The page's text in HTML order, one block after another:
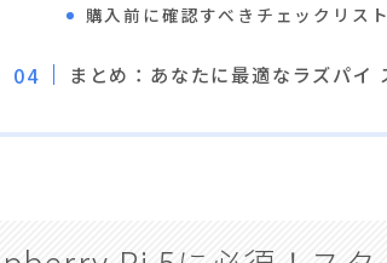
購入前に確認すべきチェックリスト
まとめ：あなたに最適なラズパイ